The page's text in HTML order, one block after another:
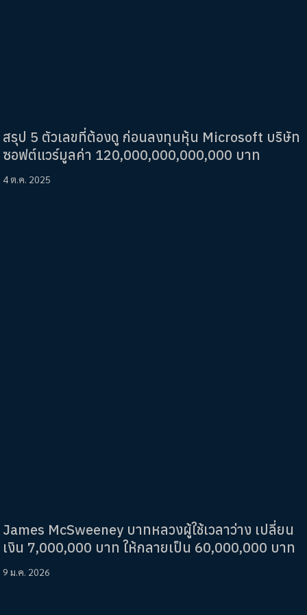
สรุป 5 ตัวเลขที่ต้องดู ก่อนลงทุนหุ้น Microsoft บริษัท
ซอฟต์แวร์มูลค่า 120,000,000,000,000 บาท
4 ต.ค. 2025
James McSweeney บาทหลวงผู้ใช้เวลาว่าง เปลี่ยน
เงิน 7,000,000 บาท ให้กลายเป็น 60,000,000 บาท
9 ม.ค. 2026